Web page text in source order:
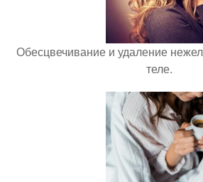
Обесцвечивание и удаление
теле.